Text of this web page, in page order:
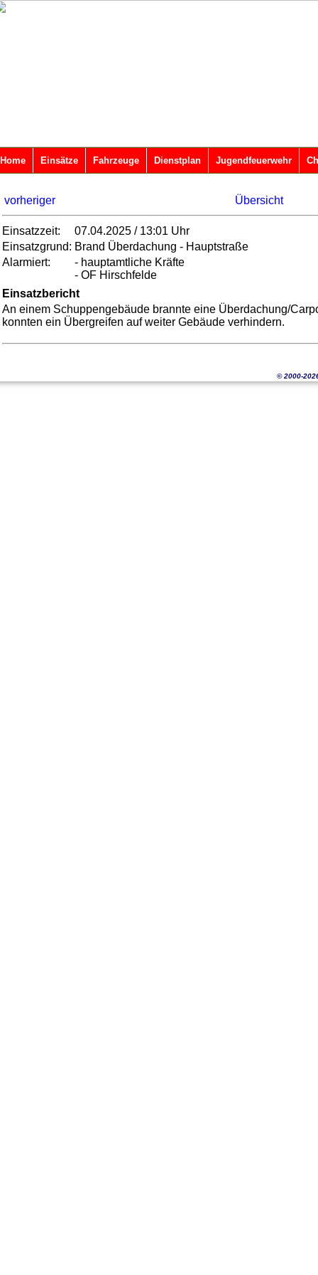
Home Einsätze Fahrzeuge Dienstplan Jugendfeuerwehr
vorheriger Übersicht
Einsatzzeit:
07.04.2025 / 13:01 Uhr
Einsatzgrund: Brand Überdachung - Hauptstraße
Alarmiert:
- hauptamtliche Kräfte
- OF Hirschfelde
Einsatzbericht
An einem Schuppengebäude brannte eine Überdachung/
konnten ein Übergreifen auf weiter Gebäude verhindern.
© 2000-